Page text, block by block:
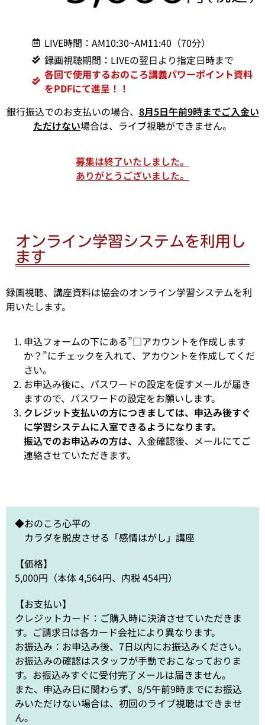
LIVE時間：AM10:30~AM11:40（70分）
録画視聴期間：LIVEの翌日より指定日時まで
各回で使用するおのころ講義パワーポイント資料
をPDFにて進呈！！
銀行振込でのお支払いの場合、 8月5日午前9時までご入金い
ただけない場合は、ライブ視聴ができません。
募集は終了いたしました。
ありがとうございました。
オンライン学習システムを利用し
ます
録画視聴、講座資料は協会のオンライン学習システムを利
用いたします。
申込フォームの下にある”□アカウントを作成します
か？”にチェックを入れて、アカウントを作成してくだ
さい。
お申込み後に、パスワードの設定を促すメールが届き
ますので、パスワードの設定をお願いします。
クレジット支払いの方につきましては、申込み後すぐ
に学習システムに入室できるようになります。
振込でのお申込みの方は、 入金確認後、メールにてご
連絡させていただきます。
◆おのころ心平の
カラダを脱皮させる「感情はがし」講座
【価格】
5,000円（本体 4,564円、内税 454円）
【お支払い】
クレジットカード：ご購入時に決済させていただきま
す。ご請求日は各カード会社により異なります。
お振込み：お申込み後、7日以内にお振込みください。
お振込みの確認はスタッフが手動でおこなっておりま
す。お振込みすぐに受付完了メールは届きません。
また、申込み日に関わらず、8/5午前9時までにお振込
みいただけない場合は、初回のライブ視聴はできませ
ん。